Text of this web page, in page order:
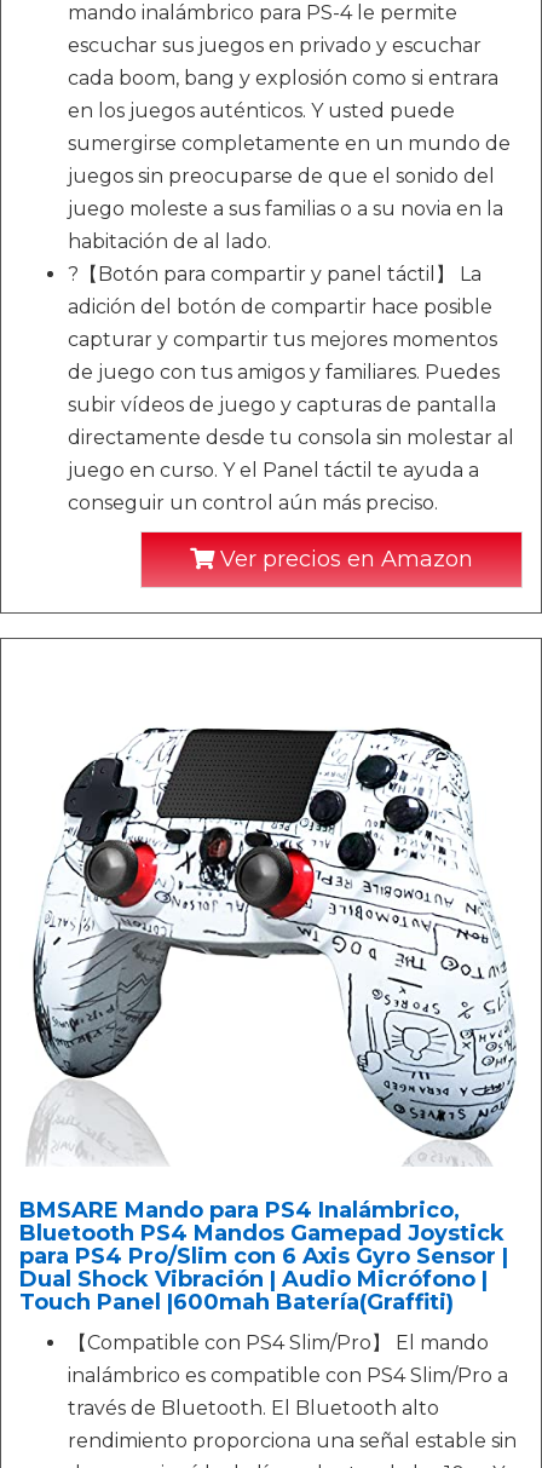
mando inalámbrico para PS-4 le permite
escuchar sus juegos en privado y escuchar
cada boom, bang y explosión como si entrara
en los juegos auténticos. Y usted puede
sumergirse completamente en un mundo de
juegos sin preocuparse de que el sonido del
juego moleste a sus familias o a su novia en la
habitación de al lado.
?【Botón para compartir y panel táctil】 La
adición del botón de compartir hace posible
capturar y compartir tus mejores momentos
de juego con tus amigos y familiares. Puedes
subir vídeos de juego y capturas de pantalla
directamente desde tu consola sin molestar al
juego en curso. Y el Panel táctil te ayuda a
conseguir un control aún más preciso.
Ver precios en Amazon
BMSARE Mando para PS4 Inalámbrico,
Bluetooth PS4 Mandos Gamepad Joystick
para PS4 Pro/Slim con 6 Axis Gyro Sensor |
Dual Shock Vibración | Audio Micrófono |
Touch Panel |600mah Batería(Graffiti)
【Compatible con PS4 Slim/Pro】 El mando
inalámbrico es compatible con PS4 Slim/Pro a
través de Bluetooth. El Bluetooth alto
rendimiento proporciona una señal estable sin